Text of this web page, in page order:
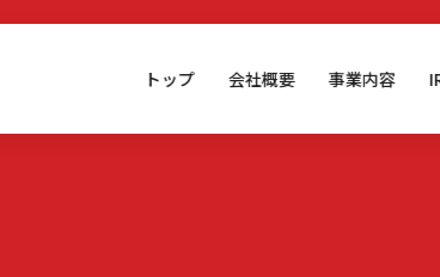
トップ 会社概要 事業内容